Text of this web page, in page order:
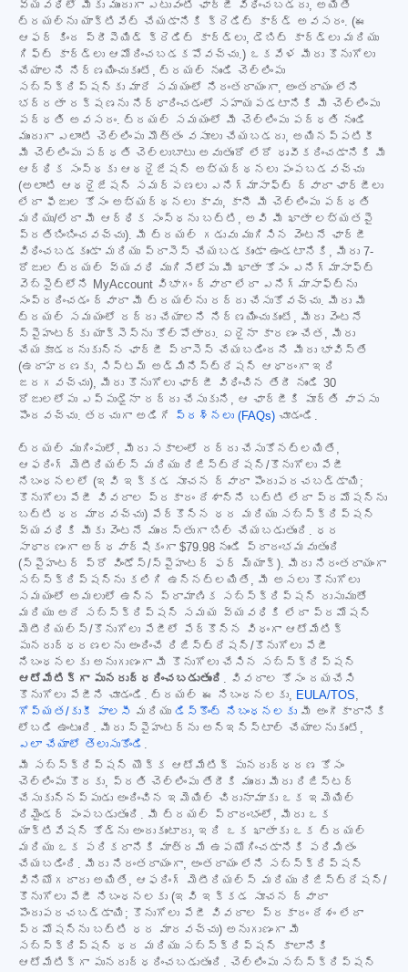
వ్యవధిలో మీకు ముందుగా ఎటువంటి ఛార్జీ విధించబడదు, అయితే
ట్రయల్‌ను యాక్టివేట్ చేయడానికి క్రెడిట్ కార్డ్ అవసరం. (ఈ
ఆఫర్ కింద ప్రీపెయిడ్ క్రెడిట్ కార్డ్‌లు, డెబిట్ కార్డ్‌లు మరియు
గిఫ్ట్ కార్డ్‌లు ఆమోదించబడకపోవచ్చు.) ఒకవేళ మీరు కొనుగోలు
చేయాలని నిర్ణయించుకుంటే, ట్రయల్ నుండి చెల్లింపు
సబ్‌స్క్రిప్షన్‌కు మారే సమయంలో నిరంతరాయంగా, అంతరాయం లేని
భద్రతా రక్షణను నిర్ధారించడంలో సహాయపడటానికి మీ చెల్లింపు
పద్ధతి అవసరం. ట్రయల్ సమయంలో మీ చెల్లింపు పద్ధతి నుండి
ముందుగా ఎలాంటి చెల్లింపు మొత్తం వసూలు చేయబడదు, అయినప్పటికీ
మీ చెల్లింపు పద్ధతి చెల్లుబాటు అవుతుందో లేదో ధృవీకరించడానికి మీ
ఆర్థిక సంస్థకు ఆథరైజేషన్ అభ్యర్థనలు పంపబడవచ్చు
(అలాంటి ఆథరైజేషన్ సమర్పణలు ఎనిగ్మాసాఫ్ట్ ద్వారా ఛార్జీలు
లేదా ఫీజుల కోసం అభ్యర్థనలు కావు, కానీ మీ చెల్లింపు పద్ధతి
మరియు/లేదా మీ ఆర్థిక సంస్థను బట్టి, అవి మీ ఖాతా లభ్యతపై
ప్రతిబింబించవచ్చు). మీ ట్రయల్ గడువు ముగిసిన వెంటనే ఛార్జీ
విధించబడకుండా మరియు ప్రాసెస్ చేయబడకుండా ఉండటానికి, మీరు 7-
రోజుల ట్రయల్ వ్యవధి ముగిసేలోపు మీ ఖాతా కోసం ఎనిగ్మాసాఫ్ట్
వెబ్‌సైట్‌లోని MyAccount విభాగం ద్వారా లేదా ఎనిగ్మాసాఫ్ట్‌ను
సంప్రదించడం ద్వారా మీ ట్రయల్‌ను రద్దు చేసుకోవచ్చు. మీరు మీ
ట్రయల్ సమయంలో రద్దు చేయాలని నిర్ణయించుకుంటే, మీరు వెంటనే
స్పైహంటర్‌కు యాక్సెస్‌ను కోల్పోతారు. ఏదైనా కారణం చేత, మీరు
చేయకూడదనుకున్న ఛార్జీ ప్రాసెస్ చేయబడిందని మీరు భావిస్తే
(ఉదాహరణకు, సిస్టమ్ అడ్మినిస్ట్రేషన్ ఆధారంగా ఇది
జరగవచ్చు), మీరు కొనుగోలు ఛార్జీ విధించిన తేదీ నుండి 30
రోజులలోపు ఎప్పుడైనా రద్దు చేసుకుని, ఆ ఛార్జీకి పూర్తి వాపసు
పొందవచ్చు. తరచుగా అడిగే
ప్రశ్నలు (FAQs) చూడండి.
ట్రయల్ ముగింపులో, మీరు సకాలంలో రద్దు చేసుకోనట్లయితే,
ఆఫరింగ్ మెటీరియల్స్ మరియు రిజిస్ట్రేషన్/కొనుగోలు పేజీ
నిబంధనలలో (ఇవి ఇక్కడ సూచన ద్వారా పొందుపరచబడ్డాయి;
కొనుగోలు పేజీ వివరాల ప్రకారం దేశాన్ని బట్టి లేదా ప్రమోషన్‌ను
బట్టి ధర మారవచ్చు) పేర్కొన్న ధర మరియు సబ్‌స్క్రిప్షన్
వ్యవధికి మీకు వెంటనే ముందస్తుగా బిల్ చేయబడుతుంది. ధర
సాధారణంగా అర్ధవార్షికంగా $79.98 నుండి ప్రారంభమవుతుంది
(స్పైహంటర్ ప్రో విండోస్/స్పైహంటర్ ఫర్ మ్యాక్). మీరు నిరంతరాయంగా
సబ్‌స్క్రిప్షన్‌ను కలిగి ఉన్నట్లయితే, మీ అసలు కొనుగోలు
సమయంలో అమలులో ఉన్న ప్రామాణిక సబ్‌స్క్రిప్షన్ రుసుముతో
మరియు అదే సబ్‌స్క్రిప్షన్ సమయ వ్యవధికి లేదా ప్రమోషన్
మెటీరియల్స్/కొనుగోలు పేజీలో పేర్కొన్న విధంగా ఆటోమేటిక్
పునరుద్ధరణలను అందించే రిజిస్ట్రేషన్/కొనుగోలు పేజీ
నిబంధనలకు అనుగుణంగా మీ కొనుగోలు చేసిన సబ్‌స్క్రిప్షన్
ఆటోమేటిక్‌గా పునరుద్ధరించబడుతుంది . వివరాల కోసం దయచేసి
కొనుగోలు పేజీని చూడండి. ట్రయల్ ఈ నిబంధనలకు, EULA/TOS,
గోప్యత/కుకీ పాలసీ మరియు డిస్కౌంట్ నిబంధనలకు మీ అంగీకారానికి
లోబడి ఉంటుంది. మీరు స్పైహంటర్‌ను అన్‌ఇన్‌స్టాల్ చేయాలనుకుంటే,
ఎలా చేయాలో తెలుసుకోండి .
మీ సబ్‌స్క్రిప్షన్ యొక్క ఆటోమేటిక్ పునరుద్ధరణ కోసం
చెల్లింపు కొరకు, ప్రతి చెల్లింపు తేదీకి ముందు మీరు రిజిస్టర్
చేసుకున్నప్పుడు అందించిన ఇమెయిల్ చిరునామాకు ఒక ఇమెయిల్
రిమైండర్ పంపబడుతుంది. మీ ట్రయల్ ప్రారంభంలో, మీరు ఒక
యాక్టివేషన్ కోడ్‌ను అందుకుంటారు, ఇది ఒక ఖాతాకు ఒక ట్రయల్
మరియు ఒక పరికరానికి మాత్రమే ఉపయోగించడానికి పరిమితం
చేయబడింది. మీరు నిరంతరాయంగా, అంతరాయం లేని సబ్‌స్క్రిప్షన్
వినియోగదారు అయితే, ఆఫరింగ్ మెటీరియల్స్ మరియు రిజిస్ట్రేషన్/
కొనుగోలు పేజీ నిబంధనలకు (ఇవి ఇక్కడ సూచన ద్వారా
పొందుపరచబడ్డాయి; కొనుగోలు పేజీ వివరాల ప్రకారం దేశం లేదా
ప్రమోషన్‌ను బట్టి ధర మారవచ్చు) అనుగుణంగా మీ
సబ్‌స్క్రిప్షన్ ధర మరియు సబ్‌స్క్రిప్షన్ కాలానికి
ఆటోమేటిక్‌గా పునరుద్ధరించబడుతుంది. చెల్లింపు సబ్‌స్క్రిప్షన్